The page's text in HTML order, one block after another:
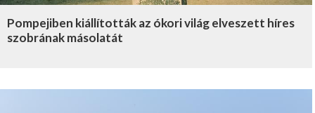
Pompejiben kiállították az ókori világ elveszett híres
szobrának másolatát